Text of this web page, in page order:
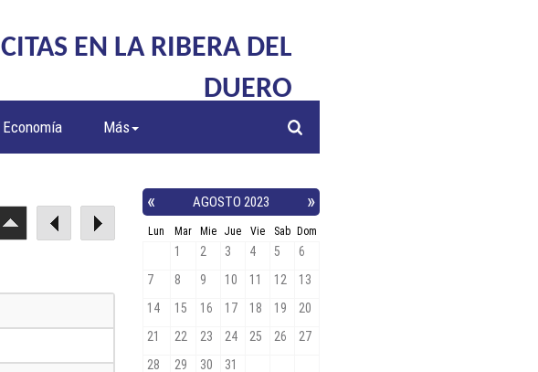
CITAS EN LA RIBERA DEL
DUERO
Economía Más